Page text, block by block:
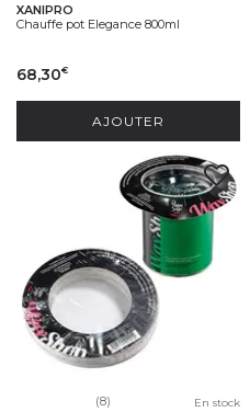
XANIPRO
Chauffe pot Elegance 800ml
68,30€
AJOUTER
(8) En stock